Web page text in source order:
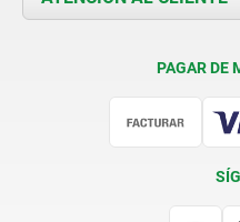
PAGAR DE